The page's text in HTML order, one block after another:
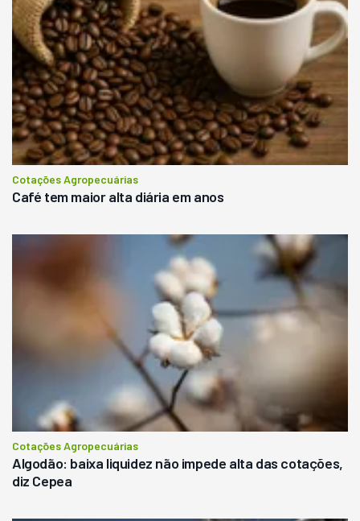
Cotações Agropecuárias
Café tem maior alta diária em anos
Cotações Agropecuárias
Algodão: baixa liquidez não impede alta das cotações,
diz Cepea